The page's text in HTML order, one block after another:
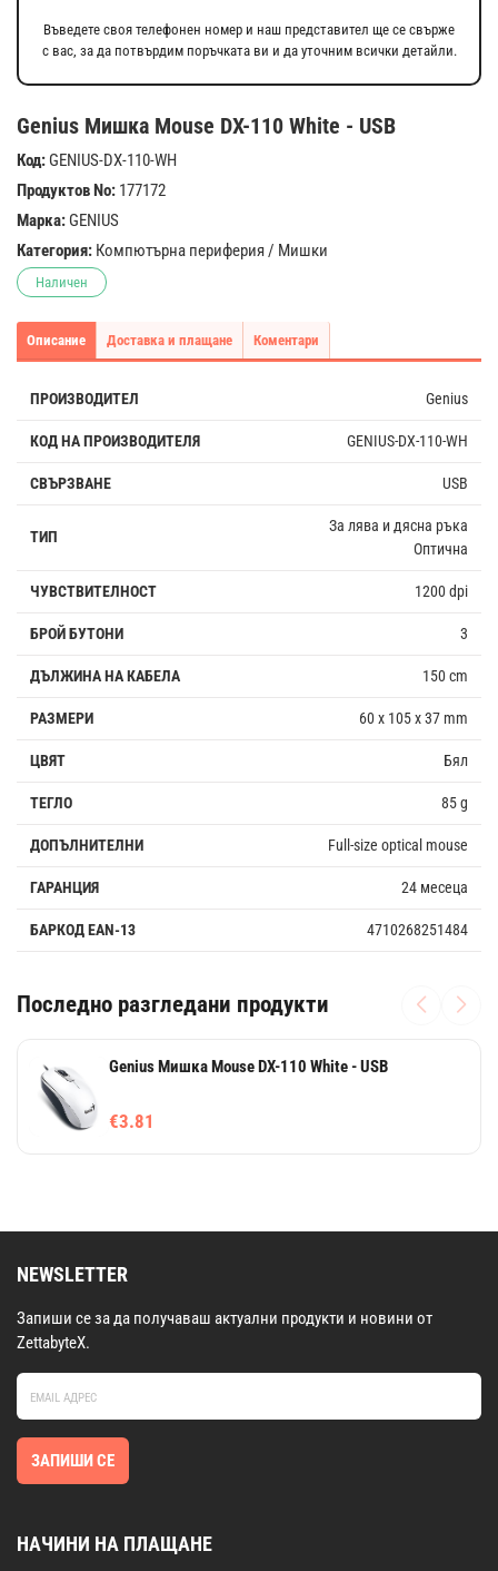
Genius Мишка Mouse DX-110 White - USB
Код: GENIUS-DX-110-WH
Продуктов No: 177172
Марка: GENIUS
Категория: Компютърна периферия / Мишки
Наличен
Въведете своя телефонен номер и наш представител ще се свърже
с вас, за да потвърдим поръчката ви и да уточним всички детайли.
Описание Доставка и плащане Коментари
ПРОИЗВОДИТЕЛ Genius
КОД НА ПРОИЗВОДИТЕЛЯ GENIUS-DX-110-WH
СВЪРЗВАНЕ USB
ТИП
За лява и дясна ръка
Оптична
ЧУВСТВИТЕЛНОСТ 1200 dpi
БРОЙ БУТОНИ 3
ДЪЛЖИНА НА КАБЕЛА 150 cm
РАЗМЕРИ 60 x 105 x 37 mm
ЦВЯТ Бял
ТЕГЛО 85 g
ДОПЪЛНИТЕЛНИ Full-size optical mouse
ГАРАНЦИЯ 24 месеца
БАРКОД EAN-13 4710268251484
Последно разгледани продукти
Genius Мишка Mouse DX-110 White - USB
€3.81
NEWSLETTER
Запиши се за да получаваш актуални продукти и новини от
ZettabyteX.
ЗАПИШИ СЕ
НАЧИНИ НА ПЛАЩАНЕ